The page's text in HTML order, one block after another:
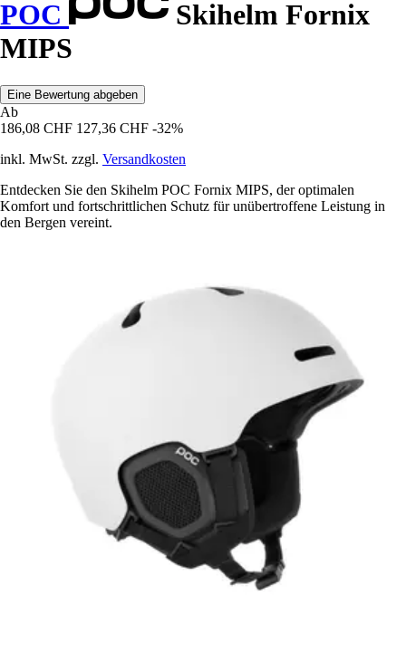
POC
Skihelm Fornix
MIPS
Eine Bewertung abgeben
Ab
186,08 CHF 127,36 CHF -32%
inkl. MwSt. zzgl. Versandkosten
Entdecken Sie den Skihelm POC Fornix MIPS, der optimalen
Komfort und fortschrittlichen Schutz für unübertroffene Leistung in
den Bergen vereint.